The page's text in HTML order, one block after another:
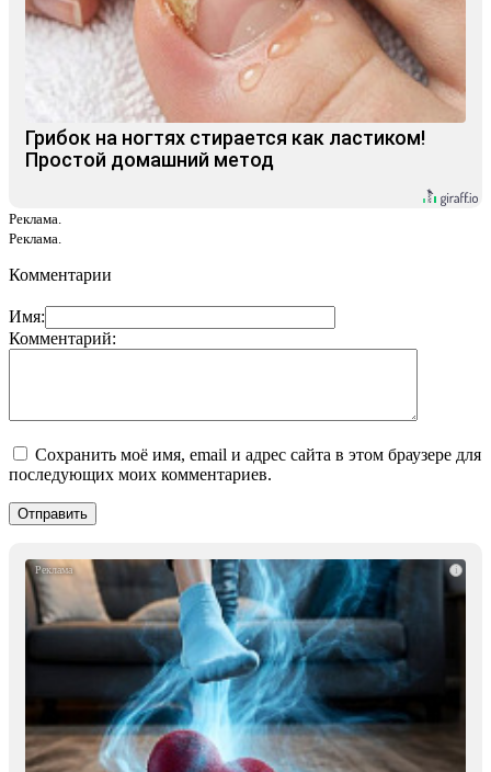
Грибок на ногтях стирается как ластиком!
Простой домашний метод
Реклама.
Реклама.
Комментарии
Имя:
Комментарий:
Сохранить моё имя, email и адрес сайта в этом браузере для
последующих моих комментариев.
i